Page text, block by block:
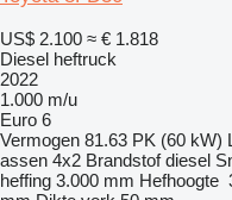
US$ 2.100 ≈ € 1.818
Diesel heftruck
2022
1.000 m/u
Euro 6
Vermogen 81.63 PK (60 kW)
assen 4x2 Brandstof diesel
heffing 3.000 mm Hefhoogte